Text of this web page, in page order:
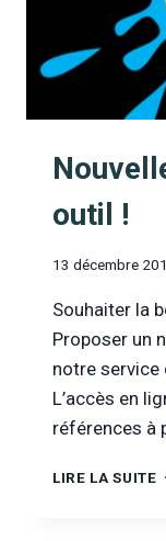
outil !
13 décembre
Souhaiter la
Proposer un
notre service
L’accès en
références à
LIRE LA SUITE